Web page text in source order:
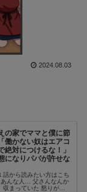
2024.08.03
の家でママと僕に節
働かない奴はエアコ
絶対につけるな！」
になりパパが許せな
から読みたい方はこち
んな人… 父さんなんか
まっていた 怒りがま